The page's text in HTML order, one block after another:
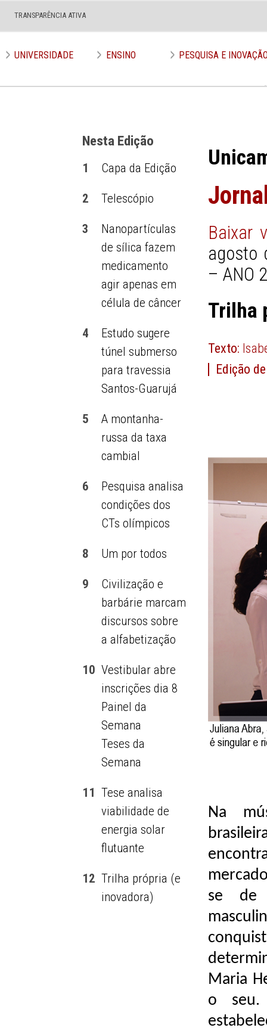
TRANSPARÊNCIA ATIVA
UNIVERSIDADE ENSINO PESQUISA E
Edição nº 663
Nesta Edição
1 Capa da Edição
2 Telescópio
3
Nanopartículas
de sílica fazem
medicamento
agir apenas em
célula de câncer
4
Estudo sugere
túnel submerso
para travessia
Santos-Guarujá
5
A montanha-
russa da taxa
cambial
6
Pesquisa analisa
condições dos
CTs olímpicos
8 Um por todos
9
Civilização e
barbárie marcam
discursos sobre
a alfabetização
10 Vestibular abre
inscrições dia 8
Painel da
Semana
Teses da
Semana
11 Tese analisa
viabilidade de
energia solar
flutuante
12 Trilha própria (e
inovadora)
Baixar
agosto
– ANO
Trilha
Texto:
Edição
Na
se de
Maria
o